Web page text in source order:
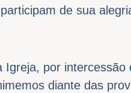
de sua
Igreja, por intercessão
diante das